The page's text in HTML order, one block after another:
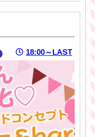
18:00～LAST